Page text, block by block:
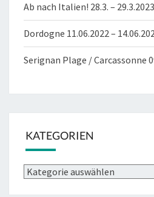
Ab nach Italien! 28.3. – 29.3.2023
Dordogne 11.06.2022 –
Serignan Plage / Carcassonne
KATEGORIEN
Kategorien